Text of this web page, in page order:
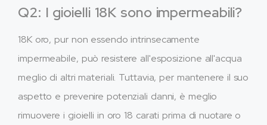
Q2: I gioielli 18K sono impermeabili?
18K oro, pur non essendo intrinsecamente
impermeabile, può resistere all'esposizione all'acqua
meglio di altri materiali. Tuttavia, per mantenere il suo
aspetto e prevenire potenziali danni, è meglio
rimuovere i gioielli in oro 18 carati prima di nuotare o